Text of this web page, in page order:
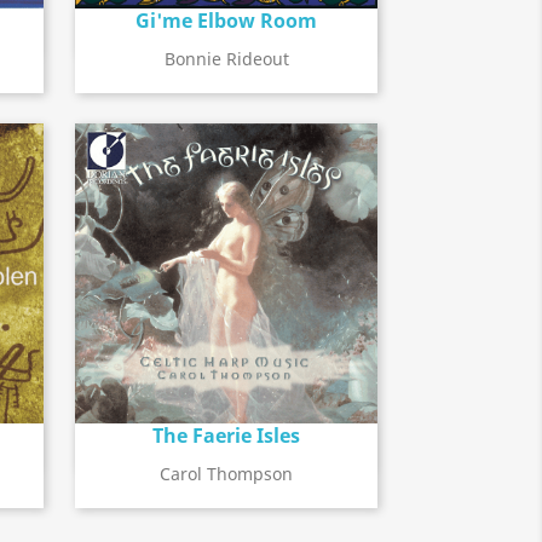
Gi'me Elbow Room
Bonnie Rideout
search Détail de l'album
The Faerie Isles
Carol Thompson
searchDétail de l'album